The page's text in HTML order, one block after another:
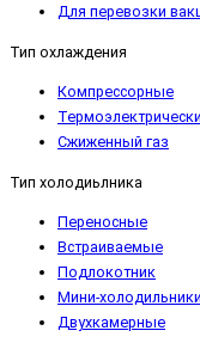
Для перевозки
Тип охлаждения
Компрессорные
Сжиженный газ
Тип холодиьлника
Переносные
Встраиваемые
Подлокотник
Мини-холодильники
Двухкамерные